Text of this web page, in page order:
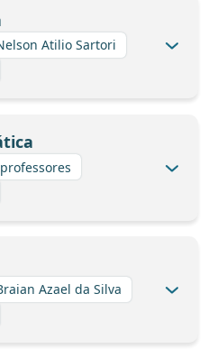
Atilio Sartori
Azael da Silva